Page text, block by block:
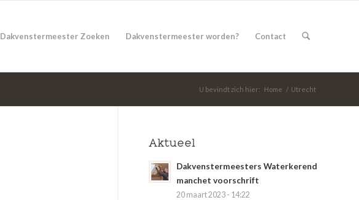
Dakvenstermeester Zoeken Dakvenstermeester worden? Contact
U bevindt zich hier: Home / Utrecht
Aktueel
Dakvenstermeesters Waterkerend
manchet voorschrift
20 maart 2023 - 14:22